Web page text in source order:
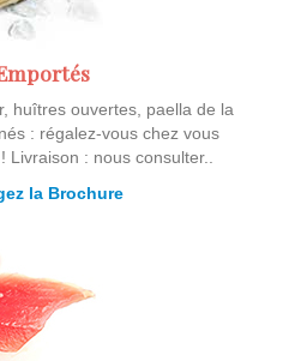
huîtres ouvertes, paella de la
: régalez-vous chez vous
: nous consulter..
la Brochure